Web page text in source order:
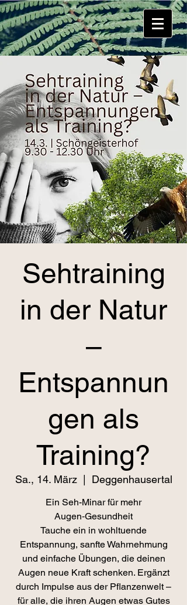
Sehtraining
in der Natur
–
Entspannun
gen als
Training?
Sa., 14. März
  |
Deggenhausertal
Ein Seh-Minar für mehr
Augen‑Gesundheit
Tauche ein in wohltuende
Entspannung, sanfte Wahrnehmung
und einfache Übungen, die deinen
Augen neue Kraft schenken. Ergänzt
durch Impulse aus der Pflanzenwelt –
für alle, die ihren Augen etwas Gutes